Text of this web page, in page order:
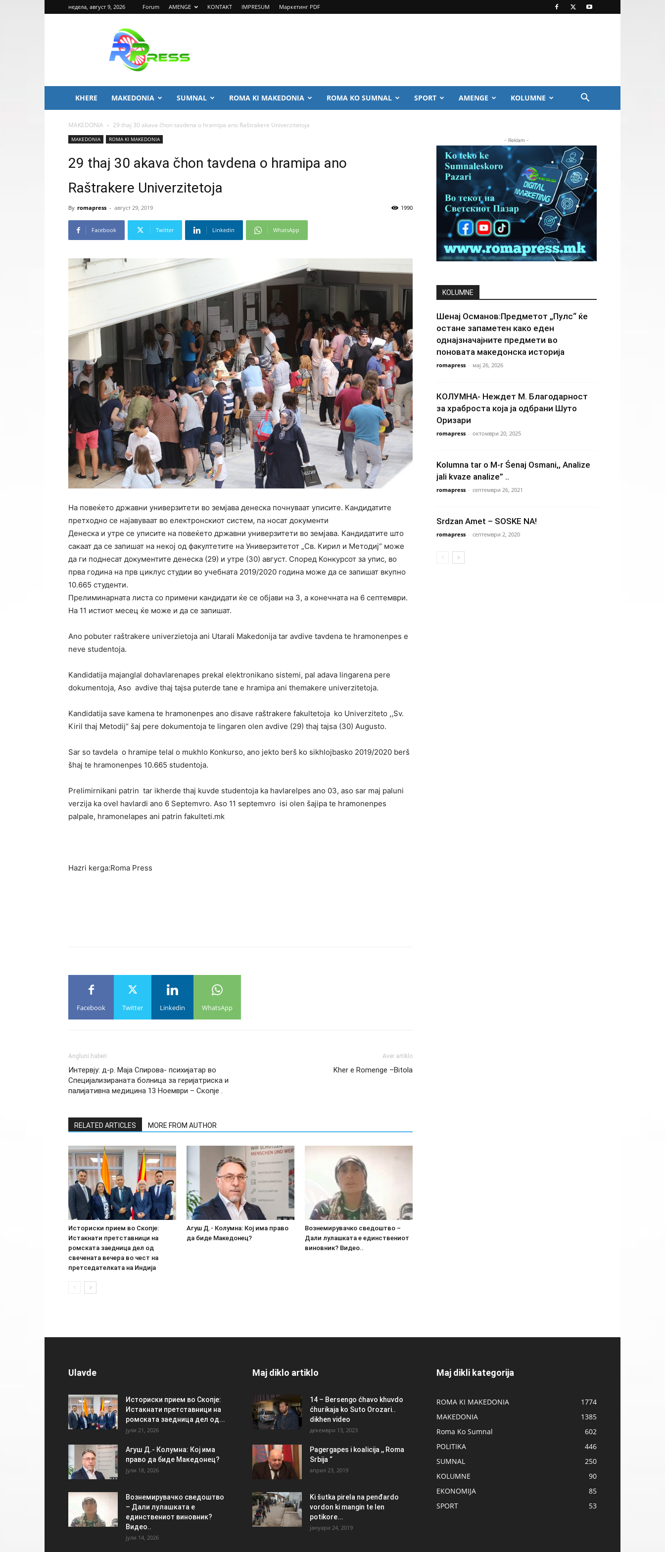
недела, август 9, 2026 Forum AMENGE KONTAKT IMPRESUM Маркетинг PDF
PRESS
KHERE MAKEDONIA SUMNAL ROMA KI MAKEDONIA ROMA KO SUMNAL SPORT AMENGE KOLUMNE
MAKEDONIA 29 thaj 30 akava čhon tavdena o hramipa ano Raštrakere Univerzitetoja
MAKEDONIA ROMA KI MAKEDONIA
29 thaj 30 akava čhon tavdena o hramipa ano
Raštrakere Univerzitetoja
By romapress - август 29, 2019 1990
Facebook Twitter Linkedin WhatsApp
На повеќето државни универзитети во земјава денеска почнуваат уписите. Кандидатите
претходно се најавуваат во електронскиот систем, па носат документи
Денеска и утре се уписите на повеќето државни универзитети во земјава. Кандидатите што
сакаат да се запишат на некој од факултетите на Универзитетот „Св. Кирил и Методиј“ може
да ги поднесат документите денеска (29) и утре (30) август. Според Конкурсот за упис, во
прва година на прв циклус студии во учебната 2019/2020 година може да се запишат вкупно
10.665 студенти.
Прелиминарната листа со примени кандидати ќе се објави на 3, а конечната на 6 септември.
На 11 истиот месец ќе може и да се запишат.
Ano pobuter raštrakere univerzietoja ani Utarali Makedonija tar avdive tavdena te hramonenpes e
neve studentoja.
Kandidatija majanglal dohavlarenapes prekal elektronikano sistemi, pal adava lingarena pere
dokumentoja, Aso avdive thaj tajsa puterde tane e hramipa ani themakere univerzitetoja.
Kandidatija save kamena te hramonenpes ano disave raštrakere fakultetoja ko Univerziteto ,,Sv.
Kiril thaj Metodij“ šaj pere dokumentoja te lingaren olen avdive (29) thaj tajsa (30) Augusto.
Sar so tavdela o hramipe telal o mukhlo Konkurso, ano jekto berš ko sikhlojbasko 2019/2020 berš
šhaj te hramonenpes 10.665 studentoja.
Prelimirnikani patrin tar ikherde thaj kuvde studentoja ka havlarelpes ano 03, aso sar maj paluni
verzija ka ovel havlardi ano 6 Septemvro. Aso 11 septemvro isi olen šajipa te hramonenpes
palpale, hramonelapes ani patrin fakulteti.mk
Hazri kerga:Roma Press
Facebook Twitter Linkedin WhatsApp
Angluni haberi
Интервју: д-р. Маја Спирова- психијатар во
Специјализираната болница за геријатриска и
палијативна медицина 13 Ноември – Скопје .
Aver artiklo
Kher e Romenge –Bitola
RELATED ARTICLES MORE FROM AUTHOR
Историски прием во Скопје:
Истакнати претставници на
ромската заедница дел од
свечената вечера во чест на
претседателката на Индија
Агуш Д.- Колумна: Кој има право
да биде Македонец?
Вознемирувачко сведоштво –
Дали лулашката е единствениот
виновник? Видео..
- Reklam -
KOLUMNE
Шенај Османов:Предметот „Пулс“ ќе
остане запаметен како еден
однајзначајните предмети во
поновата македонска историја
romapress - мај 26, 2026
КОЛУМНА- Неждет М. Благодарност
за храброста која ја одбрани Шуто
Оризари
romapress - октомври 20, 2025
Kolumna tar o M-r Śenaj Osmani,, Analizе
jali kvaze analize” ..
romapress - септември 26, 2021
Srdzan Amet – SOSKE NA!
romapress - септември 2, 2020
Ulavde
Историски прием во Скопје:
Истакнати претставници на
ромската заедница дел од...
јули 21, 2026
Агуш Д.- Колумна: Кој има
право да биде Македонец?
јули 18, 2026
Вознемирувачко сведоштво
– Дали лулашката е
единствениот виновник?
Видео..
јули 14, 2026
Maj diklo artiklo
14 – Bersengo ćhavo khuvdo
ćhurikaja ko Suto Orozari..
dikhen video
декември 13, 2023
Pagergapes i koalicija ,, Roma
Srbija “
април 23, 2019
Ki šutka pirela na penđardo
vordon ki mangin te len
potikore...
јануари 24, 2019
Maj dikli kategorija
ROMA KI MAKEDONIA
1774
MAKEDONIA
1385
Roma Ko Sumnal
602
POLITIKA
446
SUMNAL
250
KOLUMNE
90
EKONOMIJA
85
SPORT
53